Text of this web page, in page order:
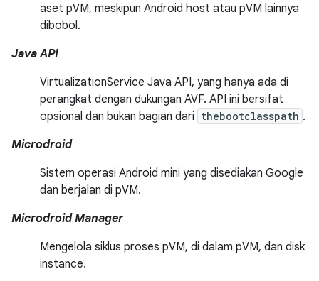
aset pVM, meskipun Android host atau pVM lainnya
dibobol.
Java API
VirtualizationService Java API, yang hanya ada di
perangkat dengan dukungan AVF. API ini bersifat
opsional dan bukan bagian dari thebootclasspath .
Microdroid
Sistem operasi Android mini yang disediakan Google
dan berjalan di pVM.
Microdroid Manager
Mengelola siklus proses pVM, di dalam pVM, dan disk
instance.